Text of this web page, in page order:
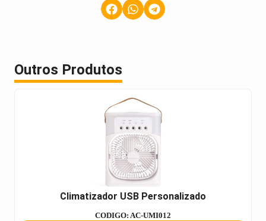
Outros Produtos
Climatizador USB Personalizado
CODIGO: AC-UMI012